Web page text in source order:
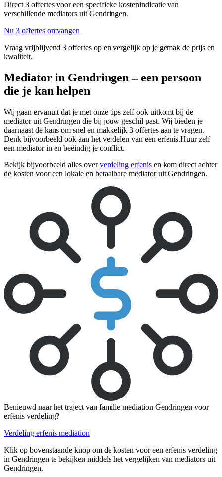
Direct 3 offertes voor een specifieke kostenindicatie van
verschillende mediators uit Gendringen.
Nu 3 offertes ontvangen
Vraag vrijblijvend 3 offertes op en vergelijk op je gemak de prijs en
kwaliteit.
Mediator in Gendringen – een persoon
die je kan helpen
Wij gaan ervanuit dat je met onze tips zelf ook uitkomt bij de
mediator uit Gendringen die bij jouw geschil past. Wij bieden je
daarnaast de kans om snel en makkelijk 3 offertes aan te vragen.
Denk bijvoorbeeld ook aan het verdelen van een erfenis.Huur zelf
een mediator in en beëindig je conflict.
Bekijk bijvoorbeeld alles oververdeling erfenis en kom direct achter
de kosten voor een lokale en betaalbare mediator uit Gendringen.
Benieuwd naar het traject van familie mediation Gendringen voor
erfenis verdeling?
Verdeling erfenis mediation
Klik op bovenstaande knop om de kosten voor een erfenis verdeling
in Gendringen te bekijken middels het vergelijken van mediators uit
Gendringen.